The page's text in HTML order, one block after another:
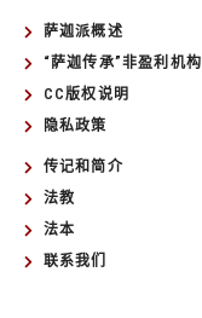
萨迦派概述
“萨迦传承”非盈利机构
CC版权说明
隐私政策
传记和简介
法教
法本
联系我们